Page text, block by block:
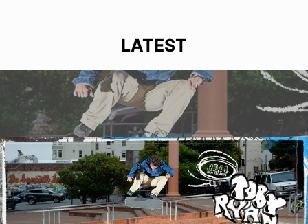
LATEST